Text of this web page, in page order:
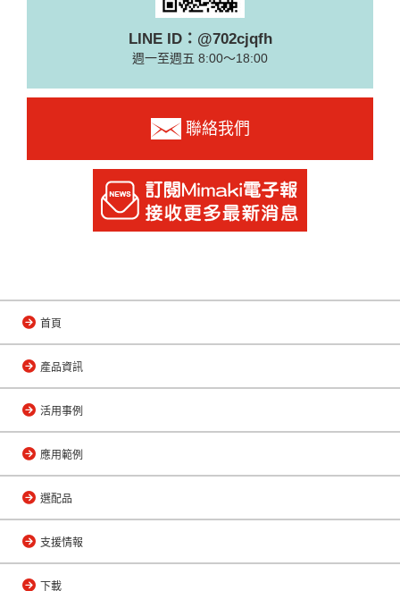
LINE ID：@702cjqfh
週一至週五 8:00～18:00
聯絡我們
首頁
產品資訊
活用事例
應用範例
選配品
支援情報
下載